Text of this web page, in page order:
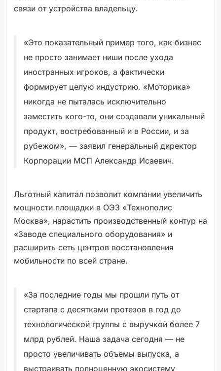
связи от устройства владельцу.
«Это показательный пример того, как бизнес
не просто занимает ниши после ухода
иностранных игроков, а фактически
формирует целую индустрию. «Моторика»
никогда не пыталась исключительно
заместить кого-то, они создавали уникальный
продукт, востребованный и в России, и за
рубежом», — заявил генеральный директор
Корпорации МСП Александр Исаевич.
Льготный капитал позволит компании увеличить
мощности площадки в ОЭЗ «Технополис
Москва», нарастить производственный контур на
«Заводе специального оборудования» и
расширить сеть центров восстановления
мобильности по всей стране.
«За последние годы мы прошли путь от
стартапа с десятками протезов в год до
технологической группы с выручкой более 7
млрд рублей. Наша задача сегодня — не
просто увеличивать объемы выпуска, а
выстраивать полноценную экосистему